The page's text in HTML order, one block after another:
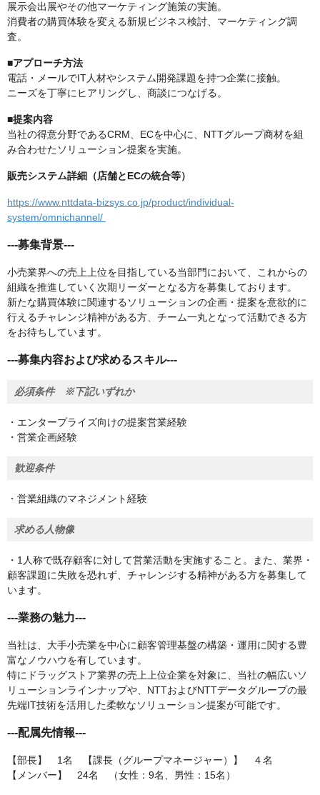
展示会出展やその他マーケティング施策の実施。
消費者の購買体験を変える新規ビジネス検討、マーケティング調
査。
■アプローチ方法
電話・メールでIT人材やシステム開発課題を持つ企業に接触。
ニーズを丁寧にヒアリングし、商談につなげる。
■提案内容
当社の得意分野であるCRM、ECを中心に、NTTグループ商材を組
み合わせたソリューション提案を実施。
販売システム詳細（店舗とECの統合等）
https://www.nttdata-bizsys.co.jp/product/individual-
system/omnichannel/
---募集背景---
小売業界への売上上位を目指している当部門において、これからの
組織を推進していく次期リーダーとなる方を募集しております。
新たな購買体験に関連するソリューションの企画・提案を意欲的に
行えるチャレンジ精神がある方、チーム一丸となって活動できる方
をお待ちしています。
---募集内容および求めるスキル---
必須条件 ※下記いずれか
・エンタープライズ向けの提案営業経験
・営業企画経験
歓迎条件
・営業組織のマネジメント経験
求める人物像
・1人称で既存顧客に対して営業活動を実施すること。また、業界・
顧客課題に失敗を恐れず、チャレンジする精神がある方を募集して
います。
---業務の魅力---
当社は、大手小売業を中心に顧客管理基盤の構築・運用に関する豊
富なノウハウを有しています。
特にドラッグストア業界の売上上位企業を対象に、当社の幅広いソ
リューションラインナップや、NTTおよびNTTデータグループの最
先端IT技術を活用した柔軟なソリューション提案が可能です。
---配属先情報---
【部長】 1名 【課長（グループマネージャー）】 ４名
【メンバー】 24名 （女性：9名、男性：15名）